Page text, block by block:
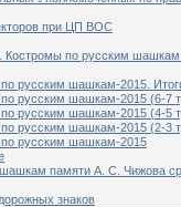
при ЦП ВОС
Костромы по русским
русским шашкам-2015.
русским шашкам-2015 (6-7
русским шашкам-2015 (4-5
русским шашкам-2015 (2-3
русским шашкам-2015
памяти А. С. Чижова
знаков